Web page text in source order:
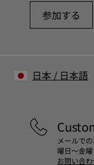
参加する
メールで
曜日～金
お問い合
日本 / 日本語